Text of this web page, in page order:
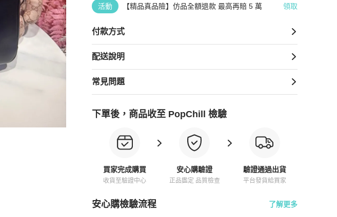
活動 【精品真品險】仿品全額退款 最高再賠 5 萬 領取
付款方式
配送說明
常見問題
下單後，商品收至 PopChill 檢驗
買家完成購買
收貨至驗證中心
安心購驗證
正品鑑定 品質檢查
驗證通過出貨
平台發貨給買家
安心購檢驗流程 了解更多